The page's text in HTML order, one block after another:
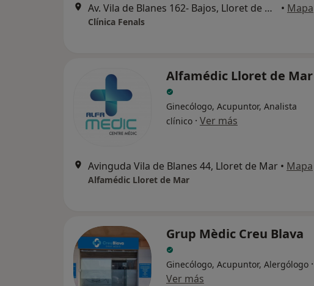
Av. Vila de Blanes 162- Bajos, Lloret de Mar • Mapa
Clínica Fenals
Alfamédic Lloret de Mar
Ginecólogo, Acupuntor, Analista
clínico · Ver más
Avinguda Vila de Blanes 44, Lloret de Mar • Mapa
Alfamédic Lloret de Mar
Grup Mèdic Creu Blava
Ginecólogo, Acupuntor, Alergólogo ·
Ver más